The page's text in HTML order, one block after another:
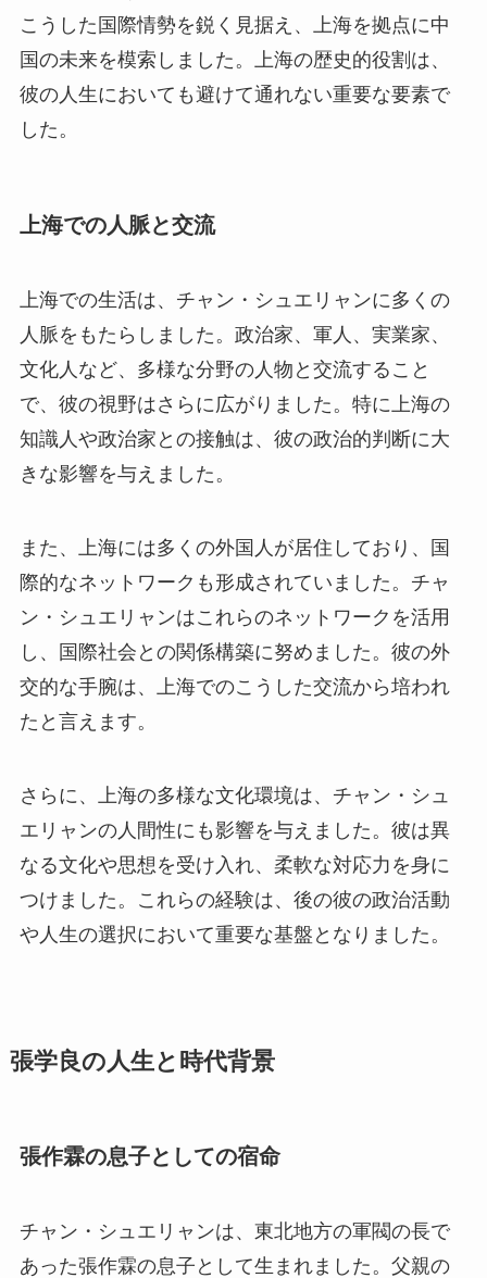
こうした国際情勢を鋭く見据え、上海を拠点に中
国の未来を模索しました。上海の歴史的役割は、
彼の人生においても避けて通れない重要な要素で
した。
上海での人脈と交流
上海での生活は、チャン・シュエリャンに多くの
人脈をもたらしました。政治家、軍人、実業家、
文化人など、多様な分野の人物と交流すること
で、彼の視野はさらに広がりました。特に上海の
知識人や政治家との接触は、彼の政治的判断に大
きな影響を与えました。
また、上海には多くの外国人が居住しており、国
際的なネットワークも形成されていました。チャ
ン・シュエリャンはこれらのネットワークを活用
し、国際社会との関係構築に努めました。彼の外
交的な手腕は、上海でのこうした交流から培われ
たと言えます。
さらに、上海の多様な文化環境は、チャン・シュ
エリャンの人間性にも影響を与えました。彼は異
なる文化や思想を受け入れ、柔軟な対応力を身に
つけました。これらの経験は、後の彼の政治活動
や人生の選択において重要な基盤となりました。
張学良の人生と時代背景
張作霖の息子としての宿命
チャン・シュエリャンは、東北地方の軍閥の長で
あった張作霖の息子として生まれました。父親の